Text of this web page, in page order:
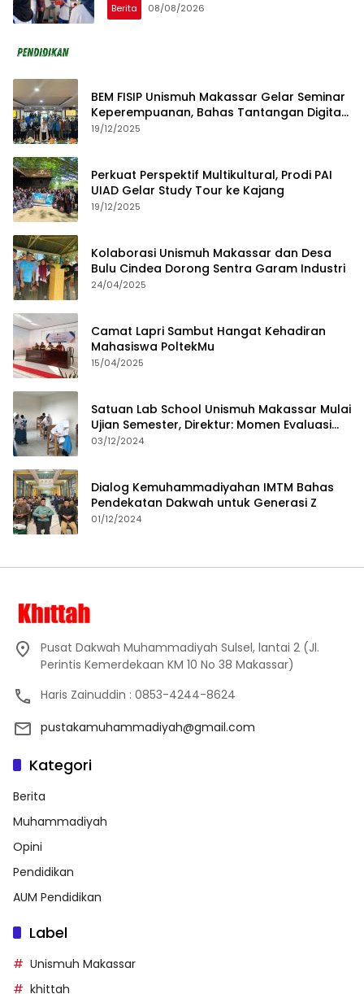
Berita 08/08/2026
BEM FISIP Unismuh Makassar Gelar Seminar
Keperempuanan, Bahas Tantangan Digital
dan Budaya Lokal
19/12/2025
Perkuat Perspektif Multikultural, Prodi PAI
UIAD Gelar Study Tour ke Kajang
19/12/2025
Kolaborasi Unismuh Makassar dan Desa
Bulu Cindea Dorong Sentra Garam Industri
24/04/2025
Camat Lapri Sambut Hangat Kehadiran
Mahasiswa PoltekMu
15/04/2025
Satuan Lab School Unismuh Makassar Mulai
Ujian Semester, Direktur: Momen Evaluasi
Proses Pembelajaran
03/12/2024
Dialog Kemuhammadiyahan IMTM Bahas
Pendekatan Dakwah untuk Generasi Z
01/12/2024
Pusat Dakwah Muhammadiyah Sulsel, lantai 2 (Jl.
Perintis Kemerdekaan KM 10 No 38 Makassar)
Haris Zainuddin : 0853-4244-8624
pustakamuhammadiyah@gmail.com
Kategori
Berita
Muhammadiyah
Opini
Pendidikan
AUM Pendidikan
Label
Unismuh Makassar
khittah